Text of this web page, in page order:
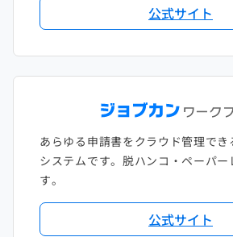
公式サイト
あらゆる申請書をクラウド管理でき
システムです。脱ハンコ・ペーパー
す。
公式サイト